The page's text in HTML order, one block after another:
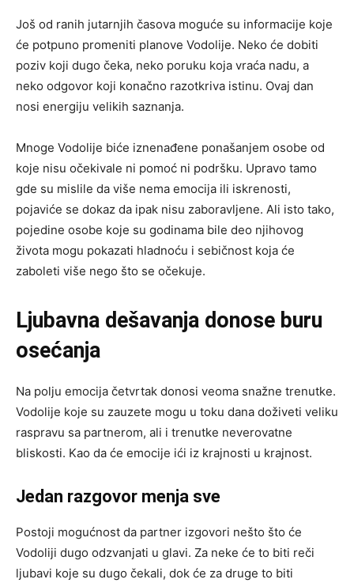
Još od ranih jutarnjih časova moguće su informacije koje
će potpuno promeniti planove Vodolije. Neko će dobiti
poziv koji dugo čeka, neko poruku koja vraća nadu, a
neko odgovor koji konačno razotkriva istinu. Ovaj dan
nosi energiju velikih saznanja.
Mnoge Vodolije biće iznenađene ponašanjem osobe od
koje nisu očekivale ni pomoć ni podršku. Upravo tamo
gde su mislile da više nema emocija ili iskrenosti,
pojaviće se dokaz da ipak nisu zaboravljene. Ali isto tako,
pojedine osobe koje su godinama bile deo njihovog
života mogu pokazati hladnoću i sebičnost koja će
zaboleti više nego što se očekuje.
Ljubavna dešavanja donose buru
osećanja
Na polju emocija četvrtak donosi veoma snažne trenutke.
Vodolije koje su zauzete mogu u toku dana doživeti veliku
raspravu sa partnerom, ali i trenutke neverovatne
bliskosti. Kao da će emocije ići iz krajnosti u krajnost.
Jedan razgovor menja sve
Postoji mogućnost da partner izgovori nešto što će
Vodoliji dugo odzvanjati u glavi. Za neke će to biti reči
ljubavi koje su dugo čekali, dok će za druge to biti